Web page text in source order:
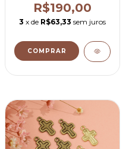
R$190,00
3 x de R$63,33 sem juros
COMPRAR